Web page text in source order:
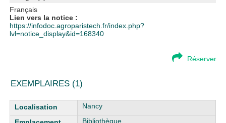
Français
Lien vers la notice :
https://infodoc.agroparistech.fr/index.php?
lvl=notice_display&id=168340
Réserver
EXEMPLAIRES (1)
Liste des exemplaires
Nancy
Bibliothèque